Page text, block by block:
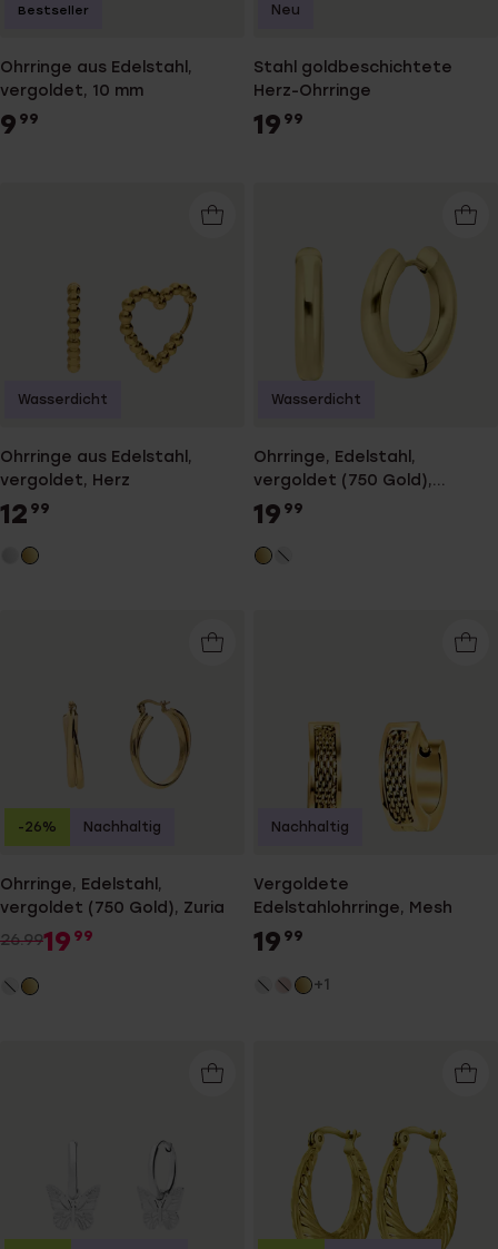
Ohrringe aus Edelstahl,
vergoldet, 10 mm
9 99
Bestseller
Stahl goldbeschichtete
Herz-Ohrringe
19 99
Neu
Ohrringe aus Edelstahl,
vergoldet, Herz
12 99
Wasserdicht
Ohrringe, Edelstahl,
vergoldet (750 Gold),
Seraphine
19 99
Wasserdicht
Ohrringe, Edelstahl,
vergoldet (750 Gold), Zuria
26.9919 99
-26% Nachhaltig
Vergoldete
Edelstahlohrringe, Mesh
19 99
+1
Nachhaltig